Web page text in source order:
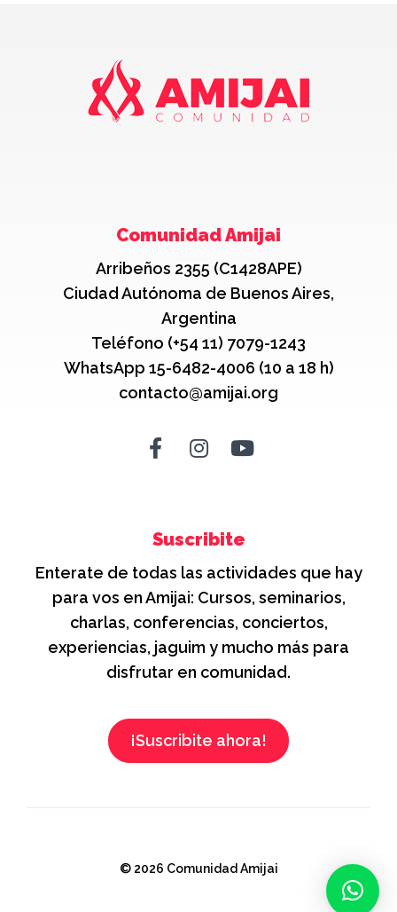
Comunidad Amijai
Arribeños 2355 (C1428APE)
Ciudad Autónoma de Buenos Aires,
Argentina
Teléfono (+54 11) 7079-1243
WhatsApp 15-6482-4006 (10 a 18 h)
contacto@amijai.org
Suscribite
Enterate de todas las actividades que hay
para vos en Amijai: Cursos, seminarios,
charlas, conferencias, conciertos,
experiencias, jaguim y mucho más para
disfrutar en comunidad.
¡Suscribite ahora!
© 2026 Comunidad Amijai